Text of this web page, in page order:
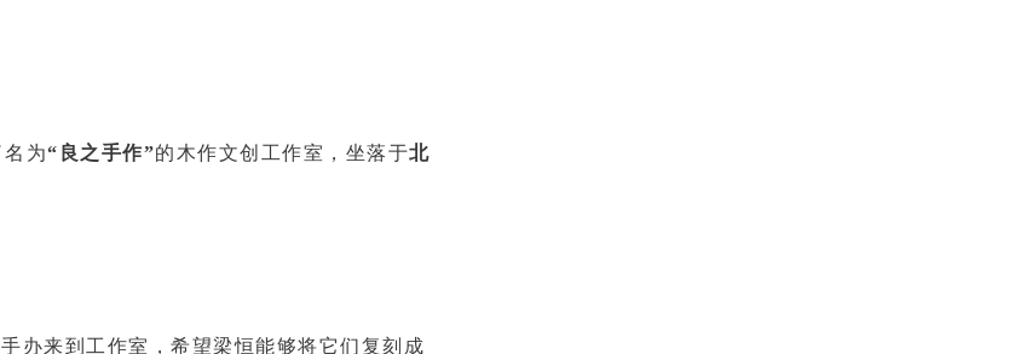
为“良之手作”的木作文创工作室，坐落于北
办来到工作室，希望梁恒能够将它们复刻成